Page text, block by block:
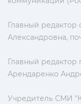
Главный редактор
Александровна,
Главный редактор
Арендаренко
Учредитель СМИ